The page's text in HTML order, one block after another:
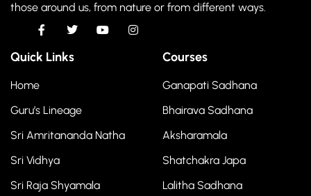
those around us, from nature or from different ways.
Quick Links
Home
Guru’s Lineage
Sri Amritananda Natha
Sri Vidhya
Sri Raja Shyamala
Courses
Ganapati Sadhana
Bhairava Sadhana
Aksharamala
Shatchakra Japa
Lalitha Sadhana